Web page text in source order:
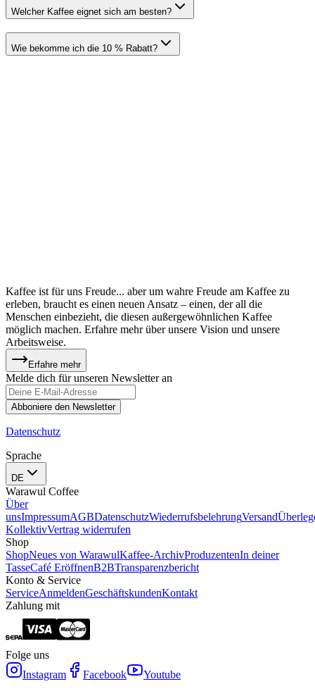
Welcher Kaffee eignet sich am besten?
Wie bekomme ich die 10 % Rabatt?
Kaffee ist für uns Freude... aber um wahre Freude am Kaffee zu
erleben, braucht es einen neuen Ansatz – einen, der all die
Menschen einbezieht, die diesen außergewöhnlichen Kaffee
möglich machen. Erfahre mehr über unsere Vision und unsere
Arbeitsweise.
Erfahre mehr
Melde dich für unseren Newsletter an
Abboniere den Newsletter
Datenschutz
Sprache
DE
Warawul Coffee
Über
unsImpressumAGBDatenschutzWiederrufsbelehrungVersand
KollektivVertrag widerrufen
Shop
ShopNeues von WarawulKaffee-ArchivProduzentenIn deiner
TasseCafé EröffnenB2BTransparenzbericht
Konto & Service
ServiceAnmeldenGeschäftskundenKontakt
Zahlung mit
Folge uns
Instagram
Facebook Youtube